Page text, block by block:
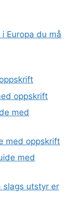
Europa du må
oppskrift
med
med oppskrift
med
slags utstyr er